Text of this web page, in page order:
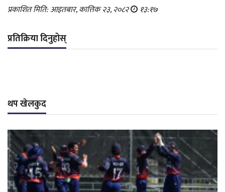
प्रकाशित मिति: आइतबार, कात्तिक २३, २०८२ १३:१७
प्रतिक्रिया दिनुहोस्
थप खेलकुद